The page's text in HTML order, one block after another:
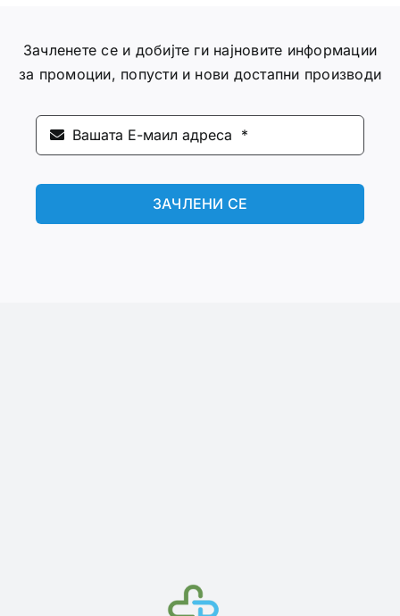
Зачленете се и добијте ги најновите информации
за промоции, попусти и нови достапни производи
ЗАЧЛЕНИ СЕ